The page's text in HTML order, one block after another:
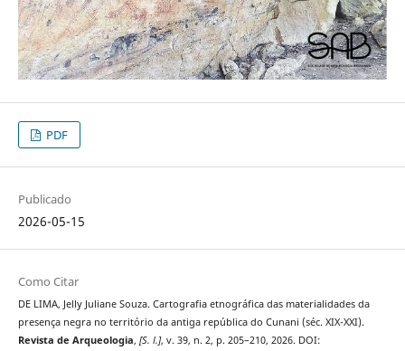
PDF
Publicado
2026-05-15
Como Citar
DE LIMA, Jelly Juliane Souza. Cartografia etnográfica das materialidades da
presença negra no território da antiga república do Cunani (séc. XIX-XXI).
Revista de Arqueologia, [S. l.], v. 39, n. 2, p. 205–210, 2026. DOI: